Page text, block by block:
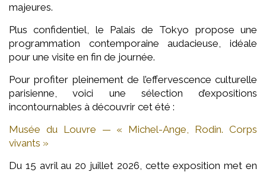
majeures.
Plus confidentiel, le Palais de Tokyo propose une
programmation contemporaine audacieuse, idéale
pour une visite en fin de journée.
Pour profiter pleinement de l’effervescence culturelle
parisienne, voici une sélection d’expositions
incontournables à découvrir cet été :
Musée du Louvre — « Michel-Ange, Rodin. Corps
vivants »
Du 15 avril au 20 juillet 2026, cette exposition met en